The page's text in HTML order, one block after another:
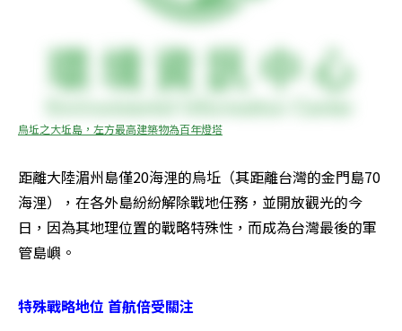
烏坵之大坵島，左方最高建築物為百年燈塔
距離大陸湄州島僅20海浬的烏坵（其距離台灣的金門島70
海浬），在各外島紛紛解除戰地任務，並開放觀光的今
日，因為其地理位置的戰略特殊性，而成為台灣最後的軍
管島嶼。
特殊戰略地位 首航倍受關注